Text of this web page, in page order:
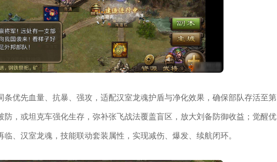
优先血量、抗暴、强攻，适配汉室龙魂护盾与净化效果，确保部队存活至第
，或坦克车强化生存，弥补张飞战法覆盖盲区，放大刘备防御收益；觉醒优
、汉室龙魂，技能联动套装属性，实现减伤、爆发、续航闭环。